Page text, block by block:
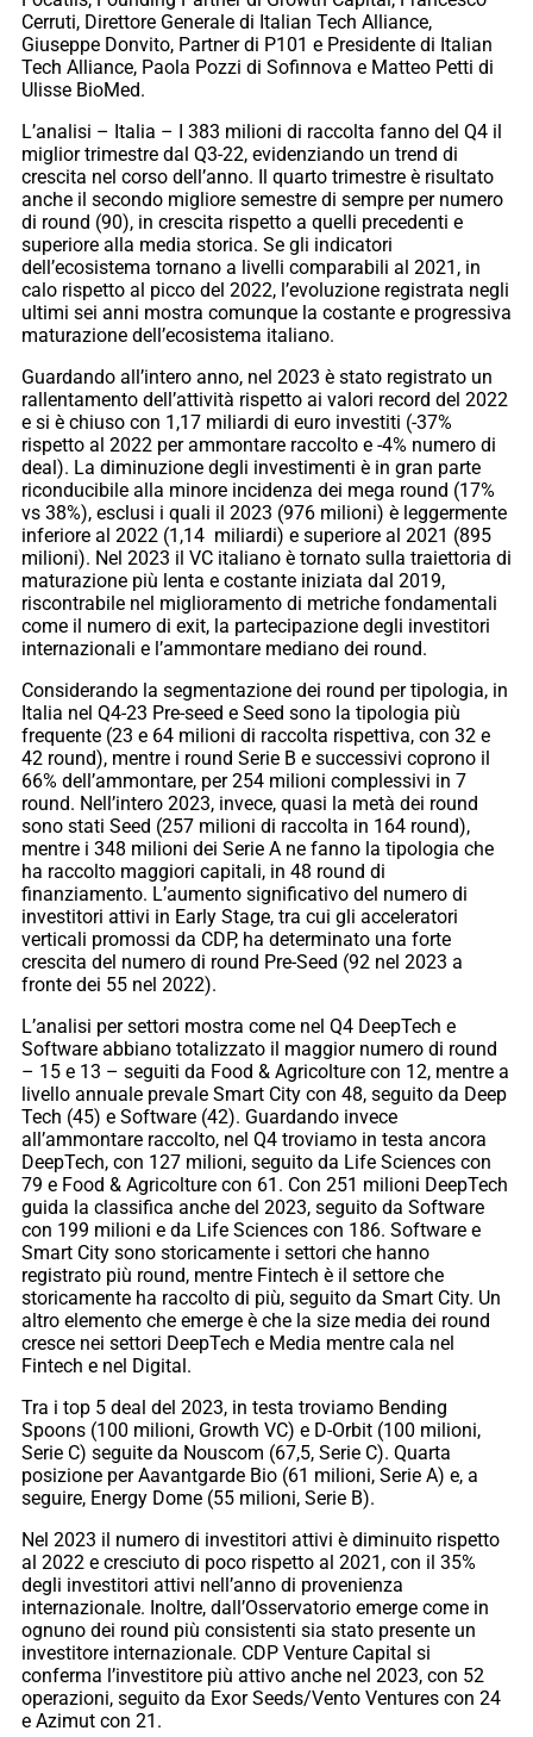
Cerruti, Direttore Generale di Italian Tech Alliance,
Giuseppe Donvito, Partner di P101 e Presidente di Italian
Tech Alliance, Paola Pozzi di Sofinnova e Matteo Petti di
Ulisse BioMed.
L’analisi – Italia – I 383 milioni di raccolta fanno del Q4 il
miglior trimestre dal Q3-22, evidenziando un trend di
crescita nel corso dell’anno. Il quarto trimestre è risultato
anche il secondo migliore semestre di sempre per numero
di round (90), in crescita rispetto a quelli precedenti e
superiore alla media storica. Se gli indicatori
dell’ecosistema tornano a livelli comparabili al 2021, in
calo rispetto al picco del 2022, l’evoluzione registrata negli
ultimi sei anni mostra comunque la costante e progressiva
maturazione dell’ecosistema italiano.
Guardando all’intero anno, nel 2023 è stato registrato un
rallentamento dell’attività rispetto ai valori record del 2022
e si è chiuso con 1,17 miliardi di euro investiti (-37%
rispetto al 2022 per ammontare raccolto e -4% numero di
deal). La diminuzione degli investimenti è in gran parte
riconducibile alla minore incidenza dei mega round (17%
vs 38%), esclusi i quali il 2023 (976 milioni) è leggermente
inferiore al 2022 (1,14 miliardi) e superiore al 2021 (895
milioni). Nel 2023 il VC italiano è tornato sulla traiettoria di
maturazione più lenta e costante iniziata dal 2019,
riscontrabile nel miglioramento di metriche fondamentali
come il numero di exit, la partecipazione degli investitori
internazionali e l’ammontare mediano dei round.
Considerando la segmentazione dei round per tipologia, in
Italia nel Q4-23 Pre-seed e Seed sono la tipologia più
frequente (23 e 64 milioni di raccolta rispettiva, con 32 e
42 round), mentre i round Serie B e successivi coprono il
66% dell’ammontare, per 254 milioni complessivi in 7
round. Nell’intero 2023, invece, quasi la metà dei round
sono stati Seed (257 milioni di raccolta in 164 round),
mentre i 348 milioni dei Serie A ne fanno la tipologia che
ha raccolto maggiori capitali, in 48 round di
finanziamento. L’aumento significativo del numero di
investitori attivi in Early Stage, tra cui gli acceleratori
verticali promossi da CDP, ha determinato una forte
crescita del numero di round Pre-Seed (92 nel 2023 a
fronte dei 55 nel 2022).
L’analisi per settori mostra come nel Q4 DeepTech e
Software abbiano totalizzato il maggior numero di round
– 15 e 13 – seguiti da Food & Agricolture con 12, mentre a
livello annuale prevale Smart City con 48, seguito da Deep
Tech (45) e Software (42). Guardando invece
all’ammontare raccolto, nel Q4 troviamo in testa ancora
DeepTech, con 127 milioni, seguito da Life Sciences con
79 e Food & Agricolture con 61. Con 251 milioni DeepTech
guida la classifica anche del 2023, seguito da Software
con 199 milioni e da Life Sciences con 186. Software e
Smart City sono storicamente i settori che hanno
registrato più round, mentre Fintech è il settore che
storicamente ha raccolto di più, seguito da Smart City. Un
altro elemento che emerge è che la size media dei round
cresce nei settori DeepTech e Media mentre cala nel
Fintech e nel Digital.
Tra i top 5 deal del 2023, in testa troviamo Bending
Spoons (100 milioni, Growth VC) e D-Orbit (100 milioni,
Serie C) seguite da Nouscom (67,5, Serie C). Quarta
posizione per Aavantgarde Bio (61 milioni, Serie A) e, a
seguire, Energy Dome (55 milioni, Serie B).
Nel 2023 il numero di investitori attivi è diminuito rispetto
al 2022 e cresciuto di poco rispetto al 2021, con il 35%
degli investitori attivi nell’anno di provenienza
internazionale. Inoltre, dall’Osservatorio emerge come in
ognuno dei round più consistenti sia stato presente un
investitore internazionale. CDP Venture Capital si
conferma l’investitore più attivo anche nel 2023, con 52
operazioni, seguito da Exor Seeds/Vento Ventures con 24
e Azimut con 21.